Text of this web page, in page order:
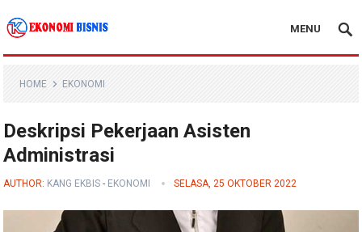
Kanal Ekonomi Bisnis
MENU
HOME EKONOMI
Deskripsi Pekerjaan Asisten
Administrasi
AUTHOR: KANG EKBIS - EKONOMI SELASA, 25 OKTOBER 2022